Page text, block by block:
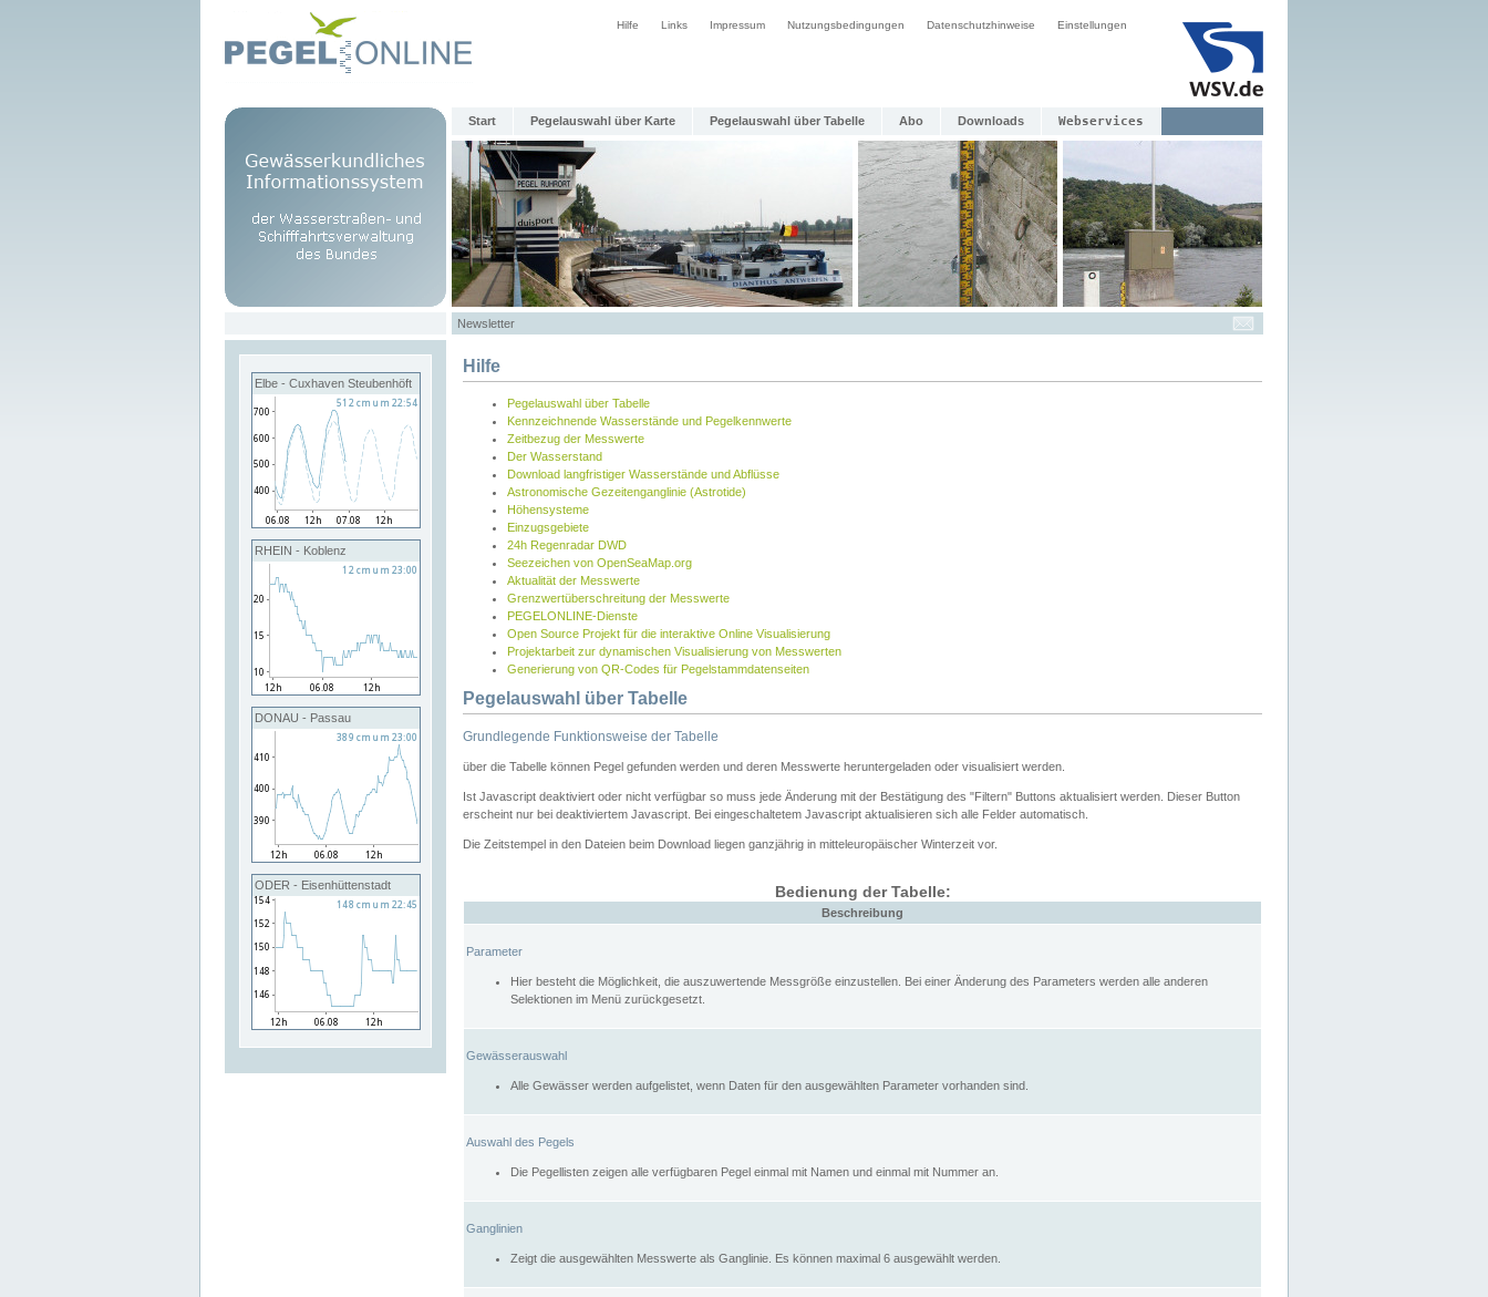
Hilfe Links Impressum Nutzungsbedingungen Datenschutzhinweise Einstellungen
Start Pegelauswahl über Karte Pegelauswahl über Tabelle Abo Downloads Webservices
Newsletter
Elbe - Cuxhaven Steubenhöft
RHEIN - Koblenz
DONAU - Passau
ODER - Eisenhüttenstadt
Hilfe
Pegelauswahl über Tabelle
Kennzeichnende Wasserstände und Pegelkennwerte
Zeitbezug der Messwerte
Der Wasserstand
Download langfristiger Wasserstände und Abflüsse
Astronomische Gezeitenganglinie (Astrotide)
Höhensysteme
Einzugsgebiete
24h Regenradar DWD
Seezeichen von OpenSeaMap.org
Aktualität der Messwerte
Grenzwertüberschreitung der Messwerte
PEGELONLINE-Dienste
Open Source Projekt für die interaktive Online Visualisierung
Projektarbeit zur dynamischen Visualisierung von Messwerten
Generierung von QR-Codes für Pegelstammdatenseiten
Pegelauswahl über Tabelle
Grundlegende Funktionsweise der Tabelle
über die Tabelle können Pegel gefunden werden und deren Messwerte heruntergeladen oder visualisiert werden.
Ist Javascript deaktiviert oder nicht verfügbar so muss jede Änderung mit der Bestätigung des "Filtern" Buttons aktualisiert werden. Dieser Button
erscheint nur bei deaktiviertem Javascript. Bei eingeschaltetem Javascript aktualisieren sich alle Felder automatisch.
Die Zeitstempel in den Dateien beim Download liegen ganzjährig in mitteleuropäischer Winterzeit vor.
Bedienung der Tabelle:
Beschreibung
Parameter
Hier besteht die Möglichkeit, die auszuwertende Messgröße einzustellen. Bei einer Änderung des Parameters werden alle anderen
Selektionen im Menü zurückgesetzt.
Gewässerauswahl
Alle Gewässer werden aufgelistet, wenn Daten für den ausgewählten Parameter vorhanden sind.
Auswahl des Pegels
Die Pegellisten zeigen alle verfügbaren Pegel einmal mit Namen und einmal mit Nummer an.
Ganglinien
Zeigt die ausgewählten Messwerte als Ganglinie. Es können maximal 6 ausgewählt werden.